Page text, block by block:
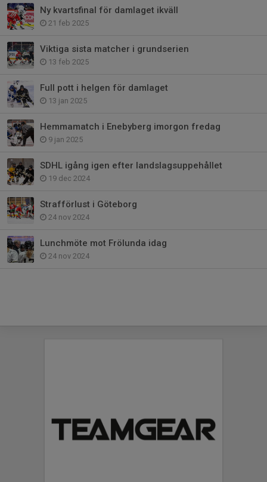
Ny kvartsfinal för damlaget ikväll
21 feb 2025
Viktiga sista matcher i grundserien
13 feb 2025
Full pott i helgen för damlaget
13 jan 2025
Hemmamatch i Enebyberg imorgon fredag
9 jan 2025
SDHL igång igen efter landslagsuppehållet
19 dec 2024
Strafförlust i Göteborg
24 nov 2024
Lunchmöte mot Frölunda idag
24 nov 2024